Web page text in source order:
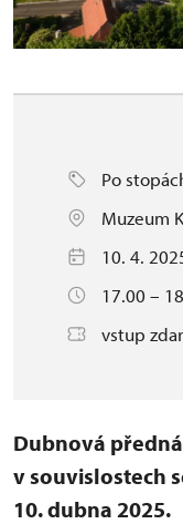
Po
Muzeum
10. 4.
17.00 –
vstup
Dubnová
v souvislostech
10. dubna 2025.